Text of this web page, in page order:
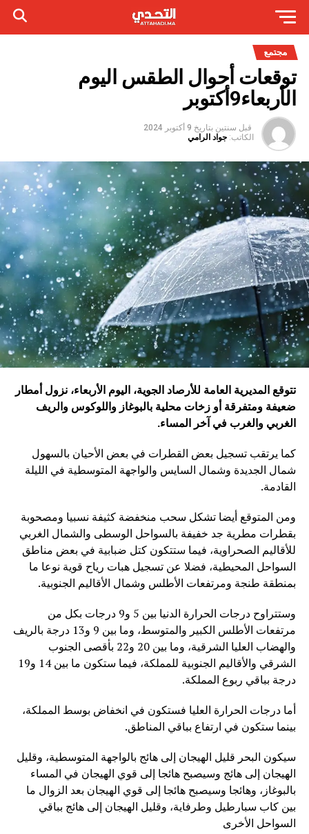
مجتمع
توقعات أحوال الطقس اليوم
الأربعاء9أكتوبر
قبل سنتين بتاريخ 9 أكتوبر 2024
الكاتب: جواد الرامي
تتوقع المديرية العامة للأرصاد الجوية، اليوم الأربعاء، نزول أمطار
ضعيفة ومتفرقة أو زخات محلية بالبوغاز واللوكوس والريف
الغربي والغرب في آخر المساء.
كما يرتقب تسجيل بعض القطرات في بعض الأحيان بالسهول
شمال الجديدة وشمال السايس والواجهة المتوسطية في الليلة
القادمة.
ومن المتوقع أيضا تشكل سحب منخفضة كثيفة نسبيا ومصحوبة
بقطرات مطرية جد خفيفة بالسواحل الوسطى والشمال الغربي
للأقاليم الصحراوية، فيما ستتكون كتل ضبابية في بعض مناطق
السواحل المحيطية، فضلا عن تسجيل هبات رياح قوية نوعا ما
بمنطقة طنجة ومرتفعات الأطلس وشمال الأقاليم الجنوبية.
وستتراوح درجات الحرارة الدنيا بين 5 و9 درجات بكل من
مرتفعات الأطلس الكبير والمتوسط، وما بين 9 و13 درجة بالريف
والهضاب العليا الشرقية، وما بين 20 و22 بأقصى الجنوب
الشرقي والأقاليم الجنوبية للمملكة، فيما ستكون ما بين 14 و19
درجة بباقي ربوع المملكة.
أما درجات الحرارة العليا فستكون في انخفاض بوسط المملكة،
بينما ستكون في ارتفاع بباقي المناطق.
سيكون البحر قليل الهيجان إلى هائج بالواجهة المتوسطية، وقليل
الهيجان إلى هائج وسيصبح هائجا إلى قوي الهيجان في المساء
بالبوغاز، وهائجا وسيصبح هائجا إلى قوي الهيجان بعد الزوال ما
بين كاب سبارطيل وطرفاية، وقليل الهيجان إلى هائج بباقي
السواحل الأخرى